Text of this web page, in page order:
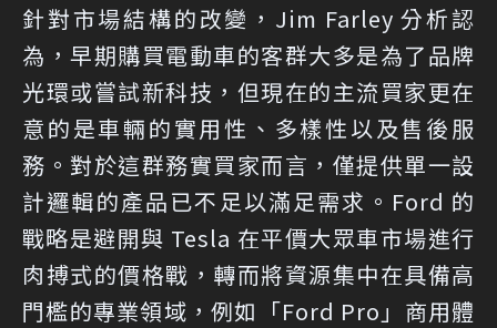
針對市場結構的改變，Jim Farley 分析認
為，早期購買電動車的客群大多是為了品牌
光環或嘗試新科技，但現在的主流買家更在
意的是車輛的實用性、多樣性以及售後服
務。對於這群務實買家而言，僅提供單一設
計邏輯的產品已不足以滿足需求。Ford 的
戰略是避開與 Tesla 在平價大眾車市場進行
肉搏式的價格戰，轉而將資源集中在具備高
門檻的專業領域，例如「Ford Pro」商用體